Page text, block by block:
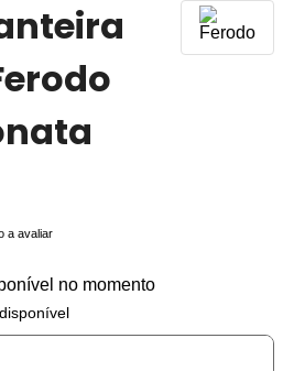
a avaliar
no momento